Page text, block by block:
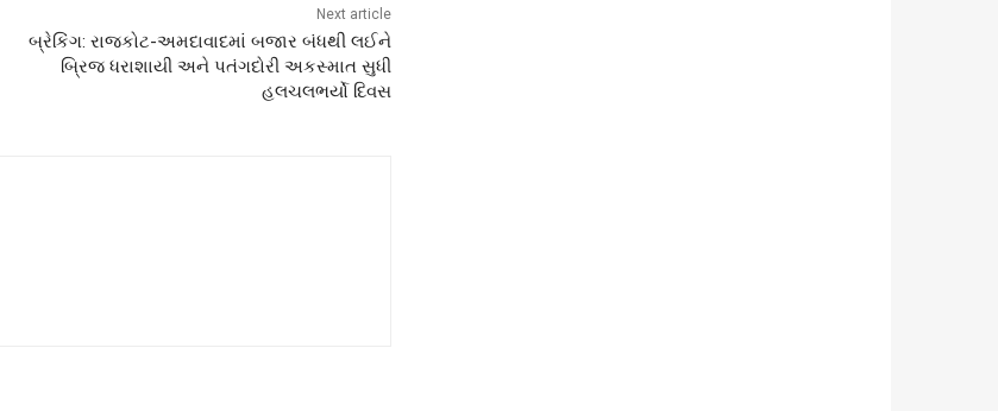
Next article
બ્રેકિંગ: રાજકોટ-અમદાવાદમાં બજાર બંધથી લઈને
બ્રિજ ધરાશાયી અને પતંગદોરી અકસ્માત સુધી
હલચલભર્યો દિવસ